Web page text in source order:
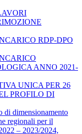
RDP-DPO
ANNO 2021-
UNICA PER 26
PROFILO DI
di dimensionamento
regionali per il
– 2023/2024,